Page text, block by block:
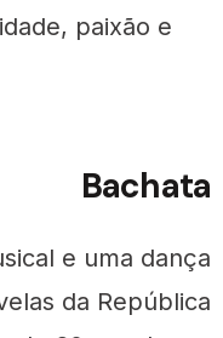
paixão e
Bachata
e uma dança
da República